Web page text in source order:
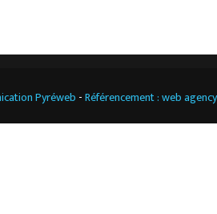
Pyréweb -Référencement : web